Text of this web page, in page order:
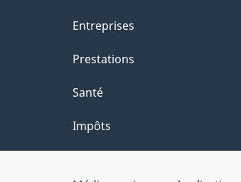
l
a
p
a
g
Entreprises
Prestations
Santé
Impôts